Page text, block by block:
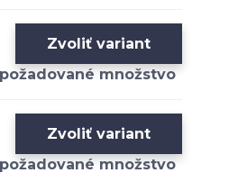
Zvoliť variant
Zvoliť variant